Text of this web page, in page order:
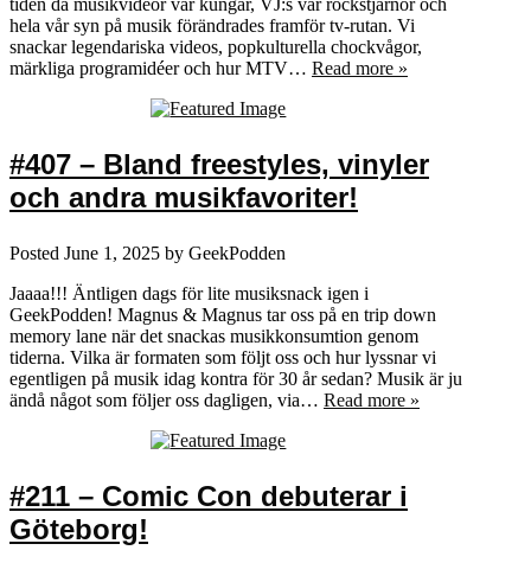
hela vår syn på musik förändrades framför tv‑rutan. Vi
snackar legendariska videos, popkulturella chockvågor,
märkliga programidéer och hur MTV… Read more »
#407 – Bland freestyles, vinyler
och andra musikfavoriter!
Posted June 1, 2025 by GeekPodden
Jaaaa!!! Äntligen dags för lite musiksnack igen i
GeekPodden! Magnus & Magnus tar oss på en trip down
memory lane när det snackas musikkonsumtion genom
tiderna. Vilka är formaten som följt oss och hur lyssnar vi
egentligen på musik idag kontra för 30 år sedan? Musik är ju
ändå något som följer oss dagligen, via… Read more »
#211 – Comic Con debuterar i
Göteborg!